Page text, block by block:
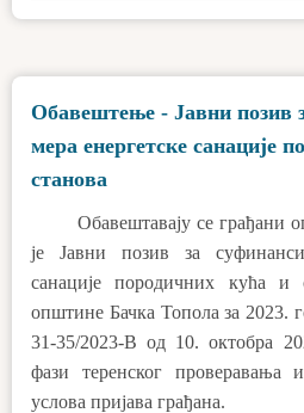
Обавештење - Јавни позив
мера енергетске санације
станова
Обавештавају се грађани
је Јавни позив за
санације породичних кућа и
општине Бачка Топола за 2023.
31-35/2023-В од 10. октобра
фази теренског проверавања
услова пријава грађана.